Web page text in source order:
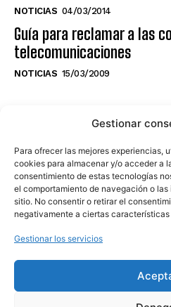
Gestionar
Para ofrecer las mejores experiencias,
cookies para almacenar y/o acceder a
consentimiento de estas tecnologías
el comportamiento de navegación o
sitio. No consentir o retirar el
negativamente a ciertas
Gestionar los servicios
NOTICIAS 04/03/2014
Guía para reclamar a las
telecomunicaciones
NOTICIAS 15/03/2009
NO TE PIERDAS LO ÚLTIMO
Haz clic en «Estoy
activar
POLÍTICA DE